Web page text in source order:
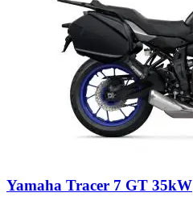
Yamaha Tracer 7 GT 35kW